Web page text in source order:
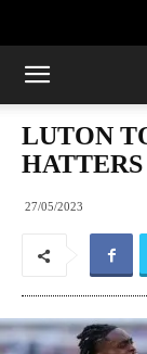
LUTON
27/05/2023